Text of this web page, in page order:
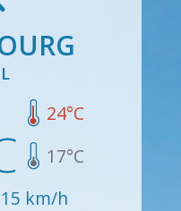
24°C
17°C
15 km/h